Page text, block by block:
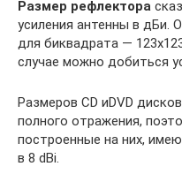
Размер рефлектора
усиления антенны в дБи.
для биквадрата —
случае можно добиться
Размеров CD иDVD
полного отражения,
построенные на них,
в 8 dBi.